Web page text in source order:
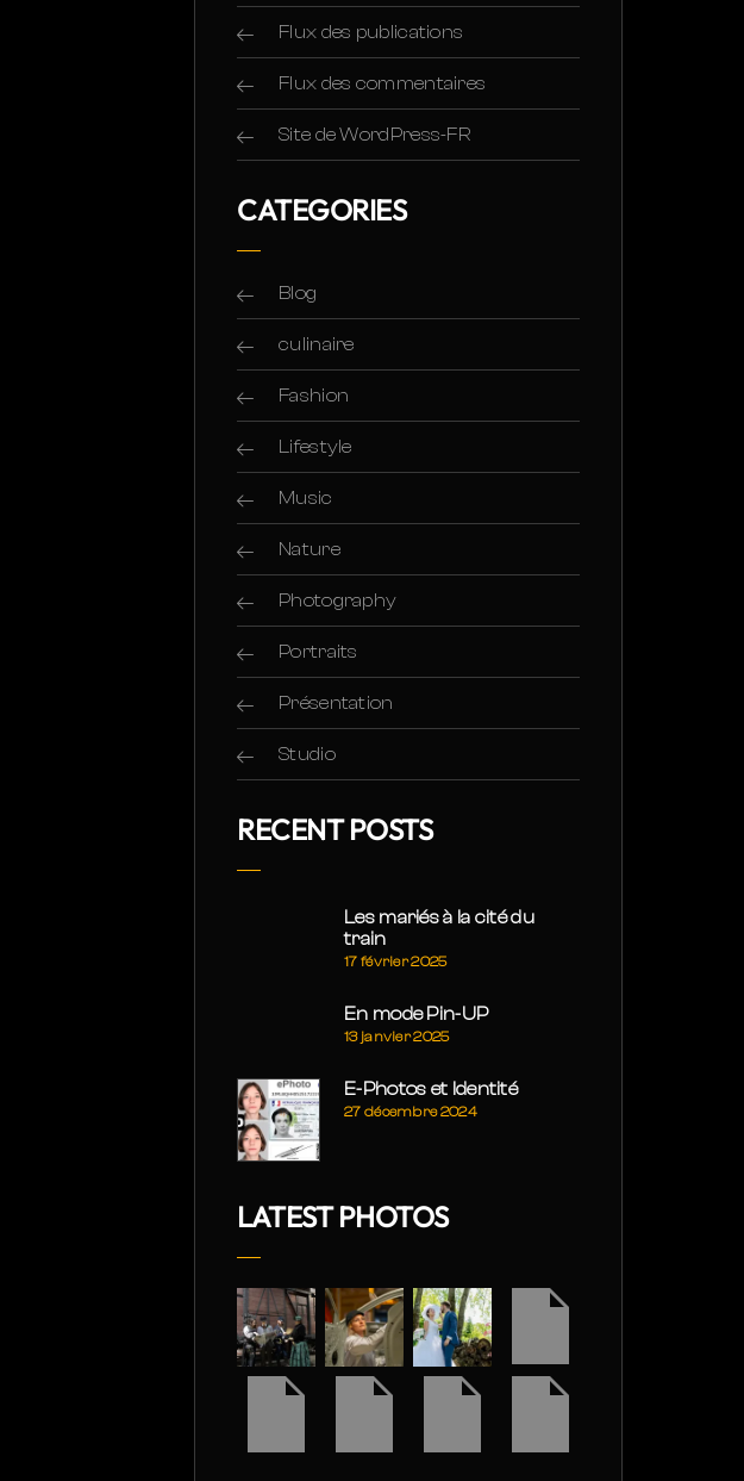
Flux des publications
Flux des commentaires
Site de WordPress-FR
CATEGORIES
Blog
culinaire
Fashion
Lifestyle
Music
Nature
Photography
Portraits
Présentation
Studio
RECENT POSTS
Les mariés à la cité du
train
17 février 2025
En mode Pin-UP
13 janvier 2025
E-Photos et Identité
27 décembre 2024
LATEST PHOTOS